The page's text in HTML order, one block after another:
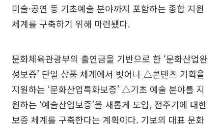
미술·공연 등 기초예술 분야까지 포함하는 종합 지원
체계를 구축하기 위해 마련됐다.
문화체육관광부의 출연금을 기반으로 한 ‘문화산업완
성보증’ 단일 상품 체계에서 벗어나 △콘텐츠 기획을
지원하는 ‘문화산업특화보증’ △기초 예술 분야를 지
원하는 ‘예술산업보증’을 새롭게 도입, 전주기에 대한
보증 체계를 구축한다는 계획이다. 기보의 대표 문화